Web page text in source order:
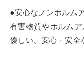
●安心なノンホルム
有害物質やホルム
優しい、安心・安全